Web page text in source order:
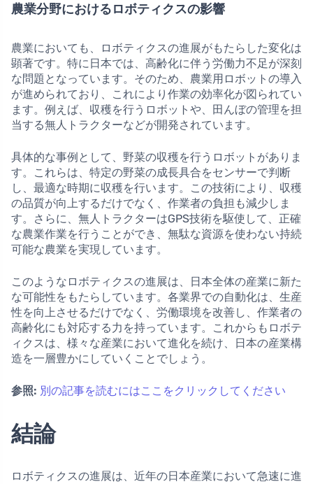
農業分野におけるロボティクスの影響
農業においても、ロボティクスの進展がもたらした変化は
顕著です。特に日本では、高齢化に伴う労働力不足が深刻
な問題となっています。そのため、農業用ロボットの導入
が進められており、これにより作業の効率化が図られてい
ます。例えば、収穫を行うロボットや、田んぼの管理を担
当する無人トラクターなどが開発されています。
具体的な事例として、野菜の収穫を行うロボットがありま
す。これらは、特定の野菜の成長具合をセンサーで判断
し、最適な時期に収穫を行います。この技術により、収穫
の品質が向上するだけでなく、作業者の負担も減少しま
す。さらに、無人トラクターはGPS技術を駆使して、正確
な農業作業を行うことができ、無駄な資源を使わない持続
可能な農業を実現しています。
このようなロボティクスの進展は、日本全体の産業に新た
な可能性をもたらしています。各業界での自動化は、生産
性を向上させるだけでなく、労働環境を改善し、作業者の
高齢化にも対応する力を持っています。これからもロボテ
ィクスは、様々な産業において進化を続け、日本の産業構
造を一層豊かにしていくことでしょう。
参照: 別の記事を読むにはここをクリックしてください
結論
ロボティクスの進展は、近年の日本産業において急速に進